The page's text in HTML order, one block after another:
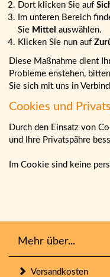
Dort klicken Sie auf
Im unteren Bereich
Sie Mittel auswählen.
Klicken Sie nun auf
Diese Maßnahme dient
Probleme enstehen,
Sie sich mit uns in
Cookies und
Durch den Einsatz von
und Ihre Privatspähre
Im Cookie sind keine
Mehr über...
Versandkosten